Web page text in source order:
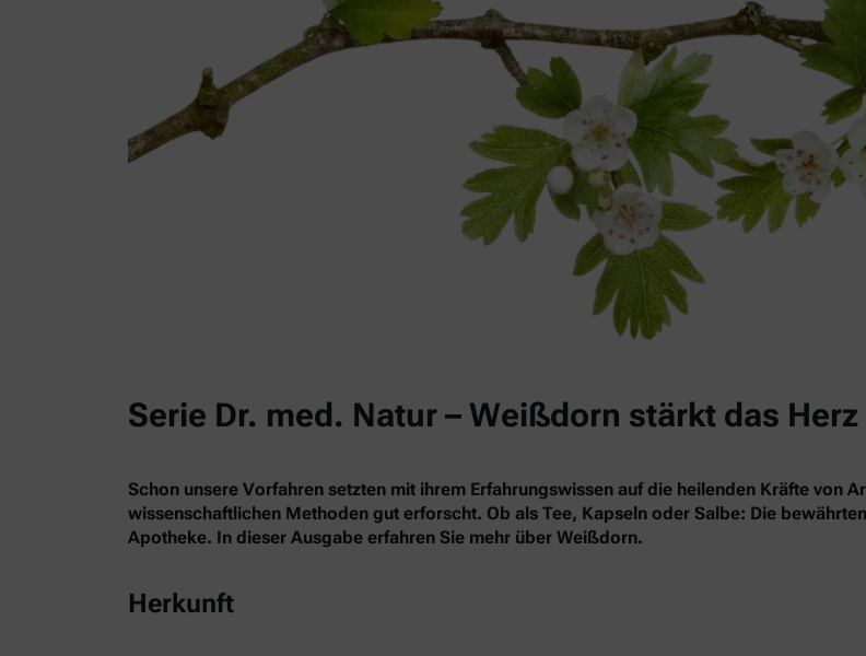
Serie Dr. med. Natur – Weißdorn stärkt das Herz
Schon unsere Vorfahren setzten mit ihrem Erfahrungswissen auf die heilenden Kräfte von
wissenschaftlichen Methoden gut erforscht. Ob als Tee, Kapseln oder Salbe: Die
Apotheke. In dieser Ausgabe erfahren Sie mehr über Weißdorn.
Herkunft